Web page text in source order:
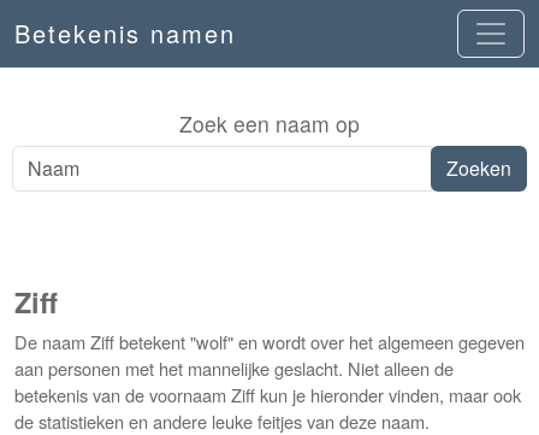
Betekenis namen
Zoek een naam op
Ziff
De naam Ziff betekent "wolf" en wordt over het algemeen gegeven
aan personen met het mannelijke geslacht. Niet alleen de
betekenis van de voornaam Ziff kun je hieronder vinden, maar ook
de statistieken en andere leuke feitjes van deze naam.